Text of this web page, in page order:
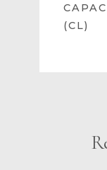
(CL)